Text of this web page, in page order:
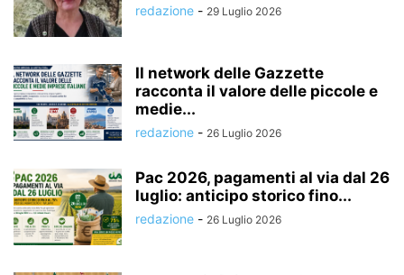
redazione - 29 Luglio 2026
Il network delle Gazzette
racconta il valore delle piccole e
medie...
redazione - 26 Luglio 2026
Pac 2026, pagamenti al via dal 26
luglio: anticipo storico fino...
redazione - 26 Luglio 2026